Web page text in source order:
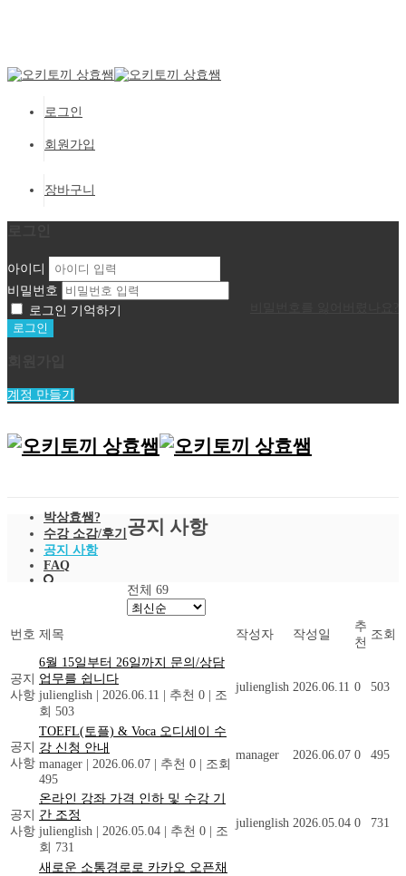
로그인
회원가입
장바구니
아이디
비밀번호
로그인 기억하기
계정 만들기
박상효쌤?
수강 소감/후기
공지 사항
FAQ
공지 사항
전체 69
번호 제목 작성자 작성일
추
천
조회
공지
사항
6월 15일부터 26일까지 문의/상담
업무를 쉽니다
julienglish
2026.06.11 추천 0
조
회 503
julienglish 2026.06.11 0 503
공지
사항
TOEFL(토플) & Voca 오디세이 수
강 신청 안내
manager
2026.06.07 추천 0
조회
495
manager 2026.06.07 0 495
공지
사항
온라인 강좌 가격 인하 및 수강 기
간 조정
julienglish
2026.05.04 추천 0
조
회 731
julienglish 2026.05.04 0 731
새로운 소통경로로 카카오 오픈채